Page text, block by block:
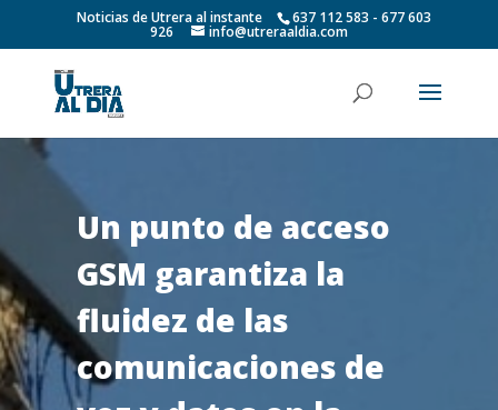
Noticias de Utrera al instante 637 112 583 - 677 603
926 info@utreraaldia.com
Un punto de acceso
GSM garantiza la
fluidez de las
comunicaciones de